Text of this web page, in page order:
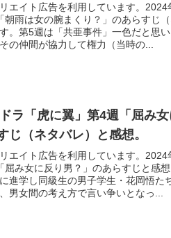
エイト広告を利用しています。2024
朝雨は女の腕まくり？」のあらすじ
。第5週は「共亜事件」一色だと思
の仲間が協力して権力（当時の...
ラ「虎に翼」第4週「屈み女
じ（ネタバレ）と感想。
エイト広告を利用しています。2024
屈み女に反り男？」のあらすじと感
進学し同級生の男子学生・花岡悟た
男女間の考え方で言い争いとなっ...